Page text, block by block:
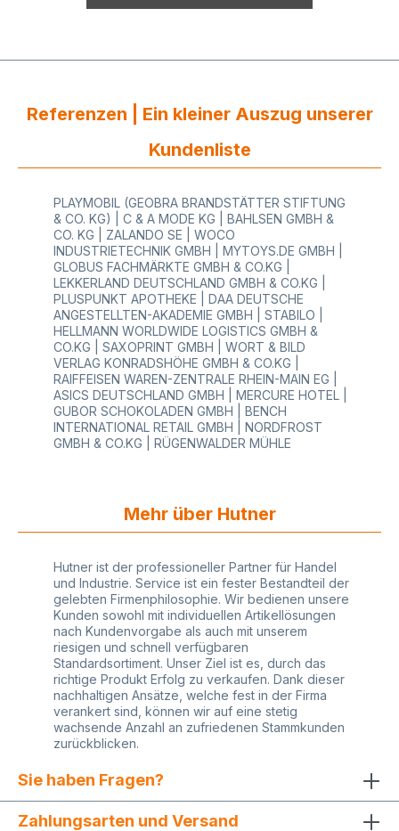
Referenzen | Ein kleiner Auszug unserer
Kundenliste
PLAYMOBIL (GEOBRA BRANDSTÄTTER STIFTUNG
& CO. KG) | C & A MODE KG | BAHLSEN GMBH &
CO. KG | ZALANDO SE | WOCO
INDUSTRIETECHNIK GMBH | MYTOYS.DE GMBH |
GLOBUS FACHMÄRKTE GMBH & CO.KG |
LEKKERLAND DEUTSCHLAND GMBH & CO.KG |
PLUSPUNKT APOTHEKE | DAA DEUTSCHE
ANGESTELLTEN-AKADEMIE GMBH | STABILO |
HELLMANN WORLDWIDE LOGISTICS GMBH &
CO.KG | SAXOPRINT GMBH | WORT & BILD
VERLAG KONRADSHÖHE GMBH & CO.KG |
RAIFFEISEN WAREN-ZENTRALE RHEIN-MAIN EG |
ASICS DEUTSCHLAND GMBH | MERCURE HOTEL |
GUBOR SCHOKOLADEN GMBH | BENCH
INTERNATIONAL RETAIL GMBH | NORDFROST
GMBH & CO.KG | RÜGENWALDER MÜHLE
Mehr über Hutner
Hutner ist der professioneller Partner für Handel
und Industrie. Service ist ein fester Bestandteil der
gelebten Firmenphilosophie. Wir bedienen unsere
Kunden sowohl mit individuellen Artikellösungen
nach Kundenvorgabe als auch mit unserem
riesigen und schnell verfügbaren
Standardsortiment. Unser Ziel ist es, durch das
richtige Produkt Erfolg zu verkaufen. Dank dieser
nachhaltigen Ansätze, welche fest in der Firma
verankert sind, können wir auf eine stetig
wachsende Anzahl an zufriedenen Stammkunden
zurückblicken.
Sie haben Fragen?
Zahlungsarten und Versand